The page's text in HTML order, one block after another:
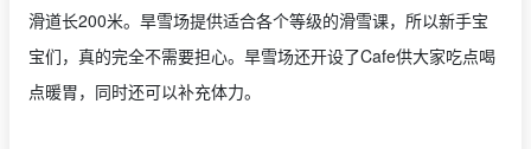
滑道长200米。旱雪场提供适合各个等级的滑雪课，所以新手宝
宝们，真的完全不需要担心。旱雪场还开设了Cafe供大家吃点喝
点暖胃，同时还可以补充体力。